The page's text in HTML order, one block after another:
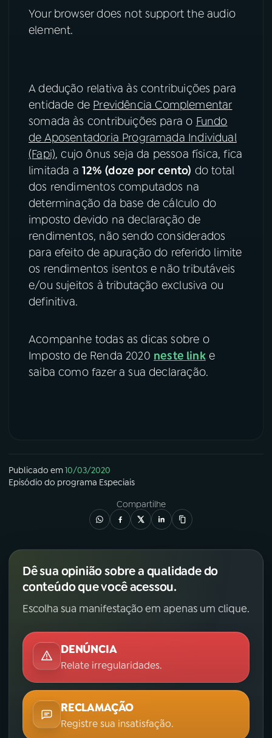
Instagram
Your browser does not support the audio
element.
A dedução relativa às contribuições para
entidade de Previdência Complementar
somada às contribuições para o Fundo
de Aposentadoria Programada Individual
(Fapi), cujo ônus seja da pessoa física, fica
limitada a 12% (doze por cento) do total
dos rendimentos computados na
determinação da base de cálculo do
imposto devido na declaração de
rendimentos, não sendo considerados
para efeito de apuração do referido limite
os rendimentos isentos e não tributáveis
e/ou sujeitos à tributação exclusiva ou
definitiva.
Acompanhe todas as dicas sobre o
Imposto de Renda 2020 neste linke
saiba como fazer a sua declaração.
Publicado em10/03/2020
Episódio do programa Especiais
Compartilhe
Dê sua opinião sobre a qualidade do
conteúdo que você acessou.
Escolha sua manifestação em apenas um clique.
DENÚNCIA
Relate irregularidades.
RECLAMAÇÃO
Registre sua insatisfação.